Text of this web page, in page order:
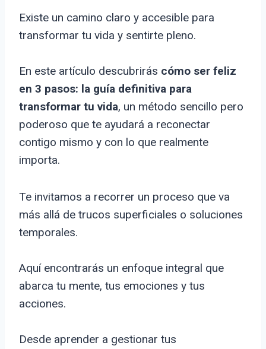
Existe un camino claro y accesible para
transformar tu vida y sentirte pleno.
En este artículo descubrirás cómo ser feliz
en 3 pasos: la guía definitiva para
transformar tu vida, un método sencillo pero
poderoso que te ayudará a reconectar
contigo mismo y con lo que realmente
importa.
Te invitamos a recorrer un proceso que va
más allá de trucos superficiales o soluciones
temporales.
Aquí encontrarás un enfoque integral que
abarca tu mente, tus emociones y tus
acciones.
Desde aprender a gestionar tus